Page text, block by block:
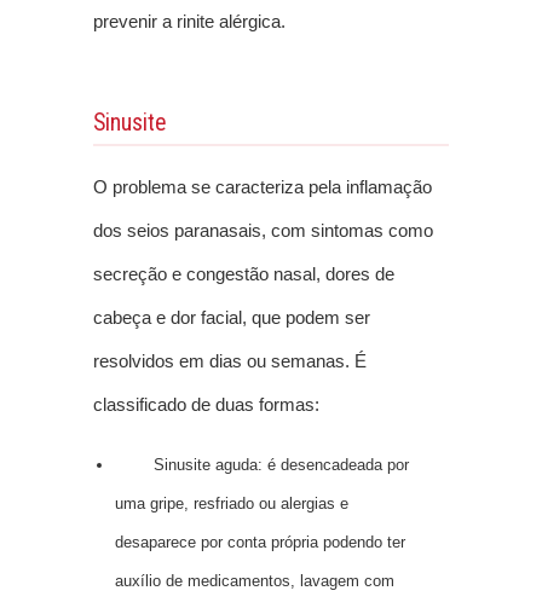
prevenir a rinite alérgica.
Sinusite
O problema se caracteriza pela inflamação
dos seios paranasais, com sintomas como
secreção e congestão nasal, dores de
cabeça e dor facial, que podem ser
resolvidos em dias ou semanas. É
classificado de duas formas:
Sinusite aguda: é desencadeada por
uma gripe, resfriado ou alergias e
desaparece por conta própria podendo ter
auxílio de medicamentos, lavagem com